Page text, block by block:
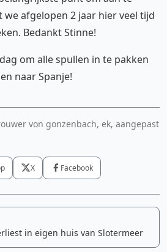
afgelopen 2 jaar hier veel tijd
Bedankt Stinne!
om alle spullen in te pakken
naar Spanje!
von gonzenbach, ek, aangepast
X Facebook
in eigen huis van Slotermeer